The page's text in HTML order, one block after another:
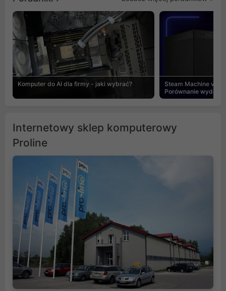
Komputer do AI dla firmy - jaki wybrać?
Steam Machine vs
Porównanie
Internetowy sklep komputerowy
Proline